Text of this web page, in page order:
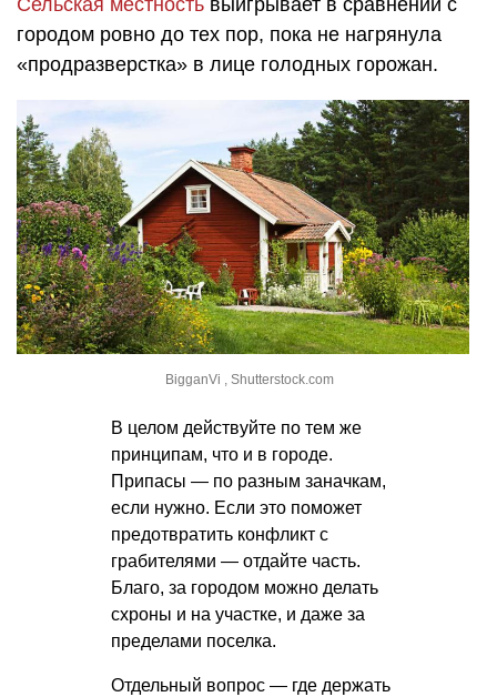
городом ровно до тех пор, пока не нагрянула
«продразверстка» в лице голодных горожан.
BigganVi , Shutterstock.com
В целом действуйте по тем же
принципам, что и в городе.
Припасы — по разным заначкам,
если нужно. Если это поможет
предотвратить конфликт с
грабителями — отдайте часть.
Благо, за городом можно делать
схроны и на участке, и даже за
пределами поселка.
Отдельный вопрос — где держать